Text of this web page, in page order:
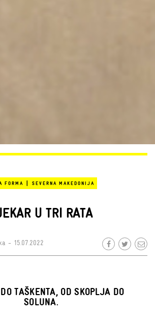
FORMA | SEVERNA MAKEDONIJA
U TRI RATA
- 15.07.2022
TAŠKENTA, OD SKOPLJA DO
SOLUNA.